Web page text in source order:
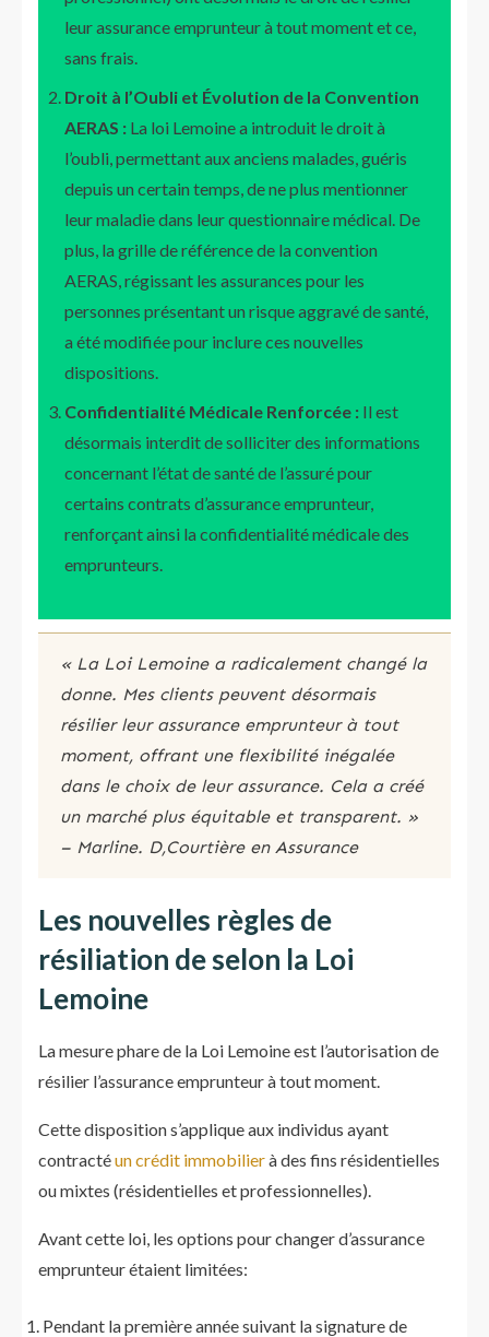
leur assurance emprunteur à tout moment et ce,
sans frais.
Droit à l’Oubli et Évolution de la Convention
AERAS : La loi Lemoine a introduit le droit à
l’oubli, permettant aux anciens malades, guéris
depuis un certain temps, de ne plus mentionner
leur maladie dans leur questionnaire médical. De
plus, la grille de référence de la convention
AERAS, régissant les assurances pour les
personnes présentant un risque aggravé de santé,
a été modifiée pour inclure ces nouvelles
dispositions.
Confidentialité Médicale Renforcée : Il est
désormais interdit de solliciter des informations
concernant l’état de santé de l’assuré pour
certains contrats d’assurance emprunteur,
renforçant ainsi la confidentialité médicale des
emprunteurs.
« La Loi Lemoine a radicalement changé la
donne. Mes clients peuvent désormais
résilier leur assurance emprunteur à tout
moment, offrant une flexibilité inégalée
dans le choix de leur assurance. Cela a créé
un marché plus équitable et transparent. »
– Marline. D,Courtière en Assurance
Les nouvelles règles de
résiliation de selon la Loi
Lemoine
La mesure phare de la Loi Lemoine est l’autorisation de
résilier l’assurance emprunteur à tout moment.
Cette disposition s’applique aux individus ayant
contractéun crédit immobilierà des fins résidentielles
ou mixtes (résidentielles et professionnelles).
Avant cette loi, les options pour changer d’assurance
emprunteur étaient limitées:
Pendant la première année suivant la signature de